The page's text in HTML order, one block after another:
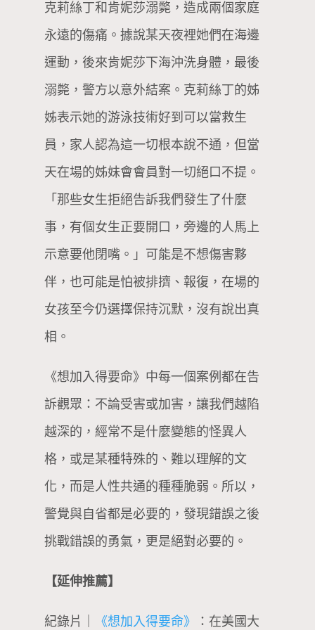
克莉絲丁和肯妮莎溺斃，造成兩個家庭
永遠的傷痛。據說某天夜裡她們在海邊
運動，後來肯妮莎下海沖洗身體，最後
溺斃，警方以意外結案。克莉絲丁的姊
姊表示她的游泳技術好到可以當救生
員，家人認為這一切根本說不通，但當
天在場的姊妹會會員對一切絕口不提。
「那些女生拒絕告訴我們發生了什麼
事，有個女生正要開口，旁邊的人馬上
示意要他閉嘴。」可能是不想傷害夥
伴，也可能是怕被排擠、報復，在場的
女孩至今仍選擇保持沉默，沒有說出真
相。
《想加入得要命》中每一個案例都在告
訴觀眾：不論受害或加害，讓我們越陷
越深的，經常不是什麼變態的怪異人
格，或是某種特殊的、難以理解的文
化，而是人性共通的種種脆弱。所以，
警覺與自省都是必要的，發現錯誤之後
挑戰錯誤的勇氣，更是絕對必要的。
【延伸推薦】
紀錄片｜ 《想加入得要命》
：在美國大